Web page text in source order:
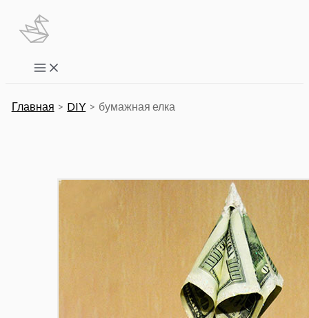
Перейти
содержимому
Main
Menu
Главная DIY бумажная елка